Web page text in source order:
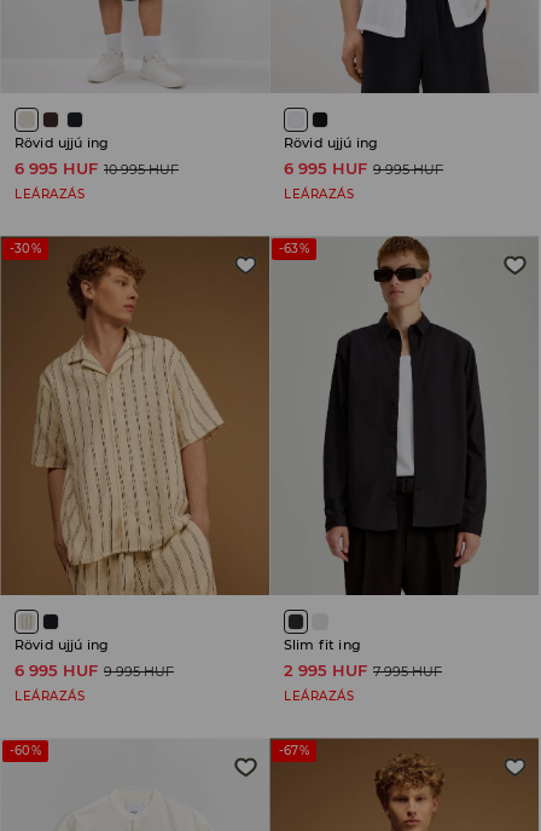
Rövid ujjú ing
6 995 HUF 10 995 HUF
LEÁRAZÁS
Rövid ujjú ing
6 995 HUF 9 995 HUF
LEÁRAZÁS
-30%
Rövid ujjú ing
6 995 HUF 9 995 HUF
LEÁRAZÁS
-63%
Slim fit ing
2 995 HUF 7 995 HUF
LEÁRAZÁS
-60% -67%